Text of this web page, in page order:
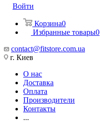
Войти
Корзина0
Избранные товары0
contact@fitstore.com.ua
г. Киев
О нас
Доставка
Оплата
Производители
Контакты
...